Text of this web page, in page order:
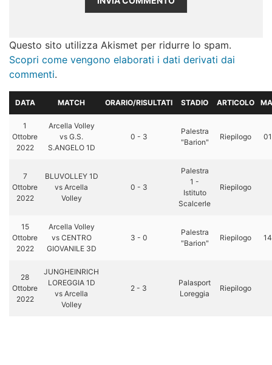
Questo sito utilizza Akismet per ridurre lo spam.
Scopri come vengono elaborati i dati derivati dai
commenti.
DATA MATCH ORARIO/RISULTATI STADIO ARTICOLO
1
Ottobre
2022
Arcella Volley
vs G.S.
S.ANGELO 1D
0 - 3
Palestra
"Barion"
Riepilogo
7
Ottobre
2022
BLUVOLLEY 1D
vs Arcella
Volley
0 - 3
Palestra
1 -
Istituto
Scalcerle
Riepilogo
15
Ottobre
2022
Arcella Volley
vs CENTRO
GIOVANILE 3D
3 - 0
Palestra
"Barion"
Riepilogo
28
Ottobre
2022
JUNGHEINRICH
LOREGGIA 1D
vs Arcella
Volley
2 - 3
Palasport
Loreggia
Riepilogo